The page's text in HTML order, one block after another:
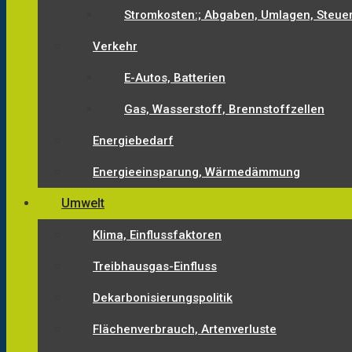
Stromkosten:; Abgaben, Umlagen,
Verkehr
E-Autos, Batterien
Gas, Wasserstoff, Brennstoffzellen
Energiebedarf
Energieeinsparung, Wärmedämmung
Umwelt
Klima, Einflussfaktoren
Treibhausgas-Einfluss
Dekarbonisierungspolitik
Flächenverbrauch, Artenverluste